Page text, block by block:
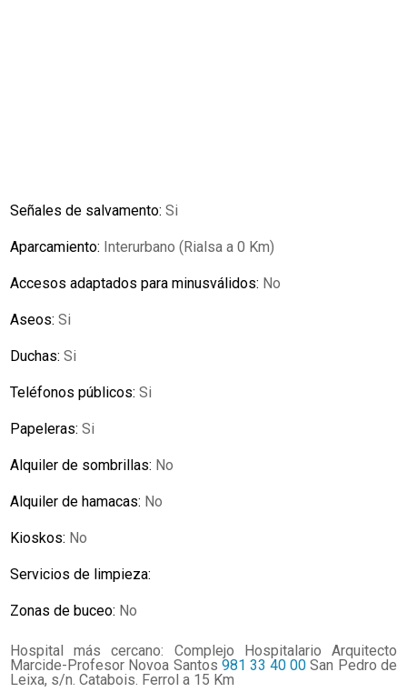
Señales de salvamento:Si
Aparcamiento: Interurbano (Rialsa a 0 Km)
Accesos adaptados para minusválidos: No
Aseos:Si
Duchas:Si
Teléfonos públicos:Si
Papeleras:Si
Alquiler de sombrillas: No
Alquiler de hamacas: No
Kioskos: No
Servicios de limpieza:
Zonas de buceo: No
Hospital más cercano: Complejo Hospitalario Arquitecto
Marcide-Profesor Novoa Santos 981 33 40 00 San Pedro de
Leixa, s/n. Catabois. Ferrol a 15 Km